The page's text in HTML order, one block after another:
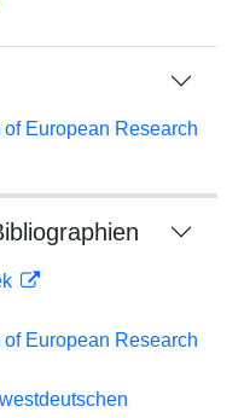
European Research
European Research